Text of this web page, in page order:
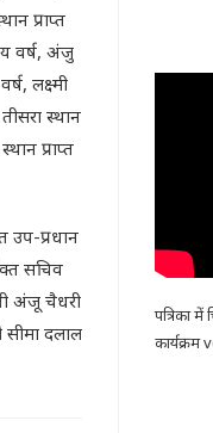
प्राप्त
वर्ष, अंजु
लक्ष्मी
स्थान
प्राप्त
उप-प्रधान
सचिव
अंजू चैधरी
सीमा दलाल
पत्रिका में